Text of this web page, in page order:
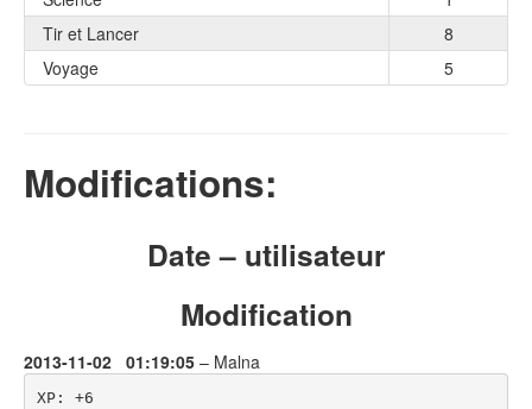
Tir et Lancer
8
Voyage
5
Modifications:
Date – utilisateur
Modification
2013-11-02 01:19:05 – Malna